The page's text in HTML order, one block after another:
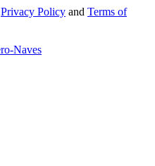
Privacy Policy and Terms of